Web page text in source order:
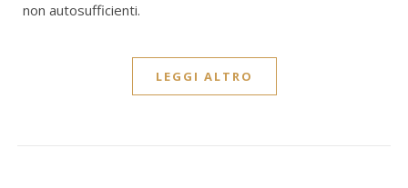
non autosufficienti.
LEGGI ALTRO